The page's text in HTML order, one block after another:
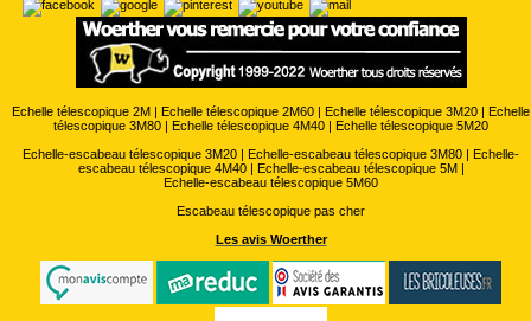
Echelle télescopique 2M | Echelle télescopique 2M60 | Echelle télescopique 3M20 | Echelle
télescopique 3M80 | Echelle télescopique 4M40 | Echelle télescopique 5M20
Echelle-escabeau télescopique 3M20 | Echelle-escabeau télescopique 3M80 | Echelle-
escabeau télescopique 4M40| Echelle-escabeau télescopique 5M|
Echelle-escabeau télescopique 5M60
Escabeau télescopique pas cher
Les avis Woerther